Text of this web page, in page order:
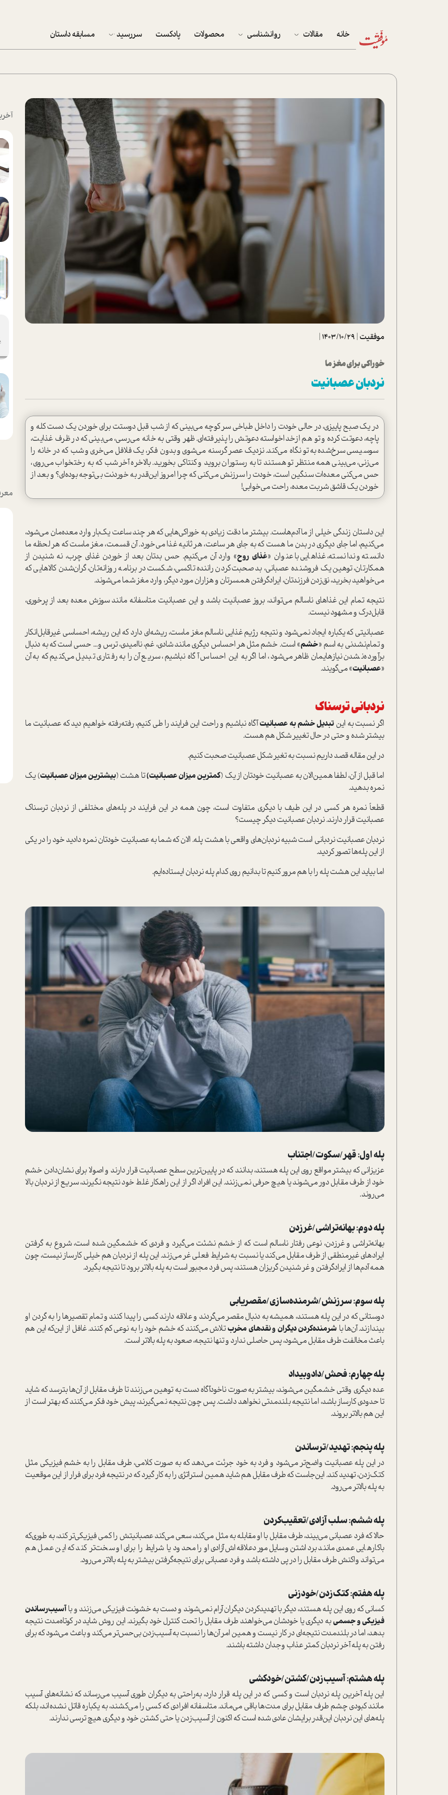
خانه مقالات
کار
تحلیل فیلم
روانشناسی محصولات پادکست سررسید
پکيج نوروزي موفقيت
تقویم رومیزی
تقویم دیواری
مسابقه داستان
موفقیت |
1403/10/29
|
خوراکی برای مغز ما
نردبان عصبانیت
در یک صبح پاییزی، در حالی خودت را داخل طباخی سر کوچه می‌بینی که از شب قبل دوستت برای خوردن یک دست کله و
پاچه، دعوتت کرده و تو هم ازخداخواسته دعوتش را پذیرفته‌ای. ظهر وقتی به خانه می‌رسی، می‌بینی که در ظرف غذایت،
سوسیسی سرخ‌شده به تو نگاه می‌کند. نزدیک عصر گرسنه می‌شوی و بدون فکر، یک فلافل می‌خری و شب که در خانه را
می‌زنی، می‌بینی همه منتظر تو هستند تا به رستوران بروید و کنتاکی بخورید. بالاخره آخر شب که به رختخواب می‌روی،
حس می‌کنی معده‌ات سنگین است، خودت را سرزنش می‌کنی که چرا امروز این‌قدر به خوردنت بی‌توجه بوده‌ای؟ و بعد از
خوردن یک قاشق شربت معده، راحت می‌خوابی!
این داستان زندگی خیلی از ما آدم‌هاست. بیشتر ما دقت زیادی به خوراکی‌هایی که هر چند ساعت یک‌بار وارد معده‌مان می‌شود،
می‌کنیم، اما جای دیگری در بدن ما هست که به‌ جای هر ساعت، هر ثانیه غذا می‌خورد. آن قسمت، مغز ماست که هر لحظه ما
دانسته و ندانسته، غذا‌هایی با عنوان «غذای روح» وارد آن می‌کنیم. حس بدتان بعد از خوردن غذای چرب، نه شنیدن از
همکارتان، توهین یک فروشنده عصبانی، بد صحبت‌کردن راننده تاکسی، شکست در برنامه روزانه‌تان، گران‌شدن کالا‌هایی که
می‌خواهید بخرید، نق‌زدن فرزندتان، ایرادگرفتن همسرتان و هزاران مورد دیگر، وارد مغز شما می‌شوند.
نتیجه تمام این غذا‌های ناسالم می‌تواند، بروز عصبانیت باشد و این عصبانیت متاسفانه مانند سوزش معده بعد از پرخوری،
قابل‌درک و مشهود نیست.
عصبانیتی که ‌یکباره ایجاد نمی‌شود و نتیجه رژیم غذایی ناسالم مغز ماست، ریشه‌ای دارد که این ریشه، احساسی غیرقابل‌انکار
و تمام‌نشدنی به اسم «خشم» است. خشم مثل هر احساس دیگری مانند شادی، غم، ناامیدی، ترس و... حسی است که به دنبال
برآورده‌نشدن نیاز‌هایمان ظاهر می‌شود، اما اگر به این احساس آگاه نباشیم، سریع آن را به رفتاری تبدیل می‌کنیم که به آن
«عصبانیت» می‌گویند.
نردبانی ترسناک
اگر نسبت به این تبدیل خشم به عصبانیتآگاه نباشیم و راحت این فرایند را طی کنیم، رفته‌رفته خواهیم دید که عصبانیت ما
بیشتر شده و حتی در حال تغییر شکل هم هست.
در این مقاله قصد داریم نسبت به تغیر شکل عصبانیت صحبت کنیم.
اما قبل از آن، لطفا همین‌الان به عصبانیت خودتان از یک (کمترین میزان عصبانیت)تا هشت (بیشترین میزان عصبانیت) یک
نمره بدهید.
قطعاً نمره هر کسی در این طیف با دیگری متفاوت است، چون همه در این فرایند در پله‌های مختلفی از نردبان ترسناک
عصبانیت قرار دارند. نردبان عصبانیت دیگر چیست؟
نردبان عصبانیت نردبانی است شبیه نردبان‌های واقعی با هشت پله. الان که شما به عصبانیت خودتان نمره دادید خود را در یکی
از این پله‌ها تصور کردید.
اما بیاید این هشت پله را با هم مرور کنیم تا بدانیم روی کدام پله نردبان‌ ایستاده‌ایم.
پله اول: قهر/سکوت/اجتناب
عزیزانی که بیشتر مواقع روی این پله هستند، بدانند که در پایین‌ترین سطح عصبانیت قرار دارند و اصولا برای نشان‌دادن خشم
خود از طرف مقابل دور می‌شوند یا هیچ حرفی نمی‌زنند. این افراد اگر از این راهکار غلط خود نتیجه نگیرند، سریع از نردبان بالا
می‌روند.
پله دوم: بهانه‌تراشی/غرزدن
بهانه‌تراشی و غرزدن، نوعی رفتار ناسالم است که از خشم نشئت می‌گیرد و فردی که خشمگین شده است، شروع به گرفتن
ایراد‌های غیرمنطقی از طرف مقابل می‌کند یا نسبت به شرایط فعلی غر می‌زند. این پله از نردبان هم خیلی کارساز نیست، چون
همه آدم‌ها از ایرادگرفتن و غر شنیدن گریزان هستند، پس فرد مجبور است به پله بالاتر برود تا نتیجه بگیرد.
پله سوم: سرزنش/شرمنده‌سازی/مقصریابی
دوستانی که در این پله هستند، همیشه به دنبال مقصر می‌گردند و علاقه دارند کسی را پیدا کنند و تمام تقصیر‌ها را به گردن او
بیندازند. آن‌ها با شرمنده‌کردن دیگران و نقد‌های مخربتلاش می‌کنند که خشم خود را به‌ نوعی کم کنند. غافل از این‌که این هم
باعث مخالفت طرف مقابل می‌شود، پس حاصلی ندارد و تنها نتیجه، صعود به پله بالاتر است.
پله چهارم: فحش/دادوبیداد
عده دیگری وقتی خشمگین می‌شوند، بیشتر به ‌صورت ناخودآگاه دست به توهین می‌زنند تا طرف مقابل از آن‌ها بترسد که شاید
تا حدودی کارساز باشد، اما نتیجه بلندمدتی نخواهد داشت. پس چون نتیجه نمی‌گیرند، پیش خود فکر می‌کنند که بهتر است از
این هم بالاتر بروند.
پله پنجم: تهدید/ترساندن
در این پله عصبانیت واضح‌تر می‌شود و فرد به خود جرئت می‌دهد که به ‌صورت کلامی، طرف مقابل را به خشم فیزیکی مثل
کتک‌زدن، تهدید کند. این‌جاست که طرف مقابل هم شاید همین استراتژی را به کار گیرد که در نتیجه فرد برای فرار از این موقعیت
به پله بالاتر می‌رود.
پله ششم: سلب آزادی/تعقیب‌کردن
حالا که فرد عصبانی می‌بیند، طرف مقابل با او مقابله ‌به ‌مثل می‌کند، سعی می‌کند عصبانیتش را کمی فیزیکی‌تر کند، به ‌طوری‌که
باکار‌هایی عمدی مانند برداشتن وسایل موردعلاقه‌اش آزادی او را محدود یا شرایط را برای او سخت‌تر کند که این عمل هم
می‌تواند واکنش طرف مقابل را در پی داشته باشد و فرد عصبانی برای نتیجه‌گرفتن بیشتر به پله بالاتر می‌رود.
پله هفتم: کتک‌زدن/خودزنی
کسانی که روی این پله هستند، دیگر با تهدیدکردن دیگران آرام نمی‌شوند و دست به خشونت فیزیکی می‌زنند و باآسیب‌رساندن
فیزیکی و جسمیبه دیگری یا خودشان می‌خواهند طرف مقابل را تحت کنترل خود بگیرند. این روش شاید در کوتاه‌مدت نتیجه
بدهد، اما در بلندمدت نتیجه‌ای در کار نیست و همین امر آن‌ها را نسبت به آسیب‌زدن بی‌حس‌تر می‌کند و باعث می‌شود که برای
رفتن به پله آخر نردبان کمتر عذاب وجدان داشته باشند.
پله هشتم: آسیب‌زدن/کشتن/خودکشی
این پله آخرین پله نردبان است و کسی که در این پله قرار دارد، به‌راحتی به دیگران طوری آسیب می‌رساند که نشانه‌های آسیب‌
مانند کبودی چشم طرف مقابل برای مدت‌ها باقی می‌ماند. متاسفانه افرادی که کسی را می‌کشند، به‌ یکباره قاتل نشده‌اند، بلکه
پله‌های این نردبان این‌قدر برایشان عادی شده است که اکنون از آسیب‌زدن یا حتی کشتن خود و دیگری هیچ ترسی ندارند.